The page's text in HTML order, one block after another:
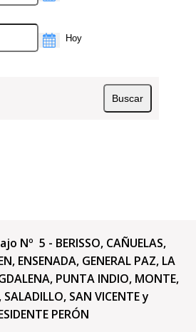
Nº 5 - BERISSO, CAÑUELAS,
ENSENADA, GENERAL PAZ, LA
PUNTA INDIO, MONTE,
SALADILLO, SAN VICENTE y
PERÓN